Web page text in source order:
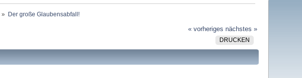
» Der große Glaubensabfall!
« vorheriges nächstes »
DRUCKEN